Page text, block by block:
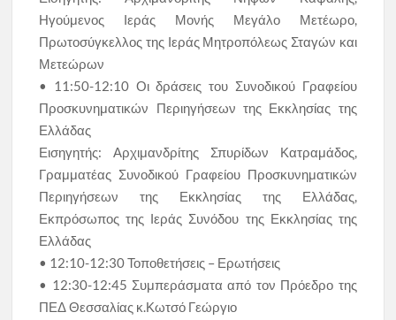
Ηγούμενος Ιεράς Μονής Μεγάλο Μετέωρο,
Πρωτοσύγκελλος της Ιεράς Μητροπόλεως Σταγών και
Μετεώρων
• 11:50-12:10 Οι δράσεις του Συνοδικού Γραφείου
Προσκυνηματικών Περιηγήσεων της Εκκλησίας της
Ελλάδας
Εισηγητής: Αρχιμανδρίτης Σπυρίδων Κατραμάδος,
Γραμματέας Συνοδικού Γραφείου Προσκυνηματικών
Περιηγήσεων της Εκκλησίας της Ελλάδας,
Εκπρόσωπος της Ιεράς Συνόδου της Εκκλησίας της
Ελλάδας
• 12:10-12:30 Τοποθετήσεις – Ερωτήσεις
• 12:30-12:45 Συμπεράσματα από τον Πρόεδρο της
ΠΕΔ Θεσσαλίας κ.Κωτσό Γεώργιο